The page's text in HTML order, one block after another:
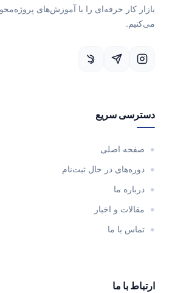
بازار کار حرفه‌ای را با آموزش‌های
می‌کنیم.
دسترسی سریع
صفحه اصلی
دوره‌های در حال ثبت‌نام
درباره ما
مقالات و اخبار
تماس با ما
ارتباط با ما